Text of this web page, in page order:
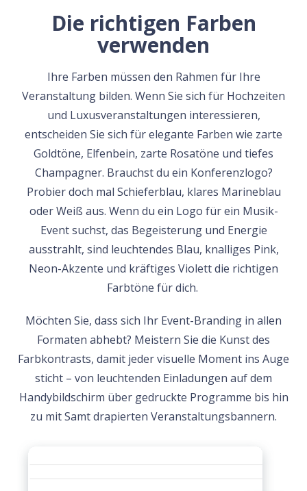
Die richtigen Farben
verwenden
Ihre Farben müssen den Rahmen für Ihre
Veranstaltung bilden. Wenn Sie sich für Hochzeiten
und Luxusveranstaltungen interessieren,
entscheiden Sie sich für elegante Farben wie zarte
Goldtöne, Elfenbein, zarte Rosatöne und tiefes
Champagner. Brauchst du ein Konferenzlogo?
Probier doch mal Schieferblau, klares Marineblau
oder Weiß aus. Wenn du ein Logo für ein Musik-
Event suchst, das Begeisterung und Energie
ausstrahlt, sind leuchtendes Blau, knalliges Pink,
Neon-Akzente und kräftiges Violett die richtigen
Farbtöne für dich.
Möchten Sie, dass sich Ihr Event-Branding in allen
Formaten abhebt? Meistern Sie die Kunst des
Farbkontrasts, damit jeder visuelle Moment ins Auge
sticht – von leuchtenden Einladungen auf dem
Handybildschirm über gedruckte Programme bis hin
zu mit Samt drapierten Veranstaltungsbannern.